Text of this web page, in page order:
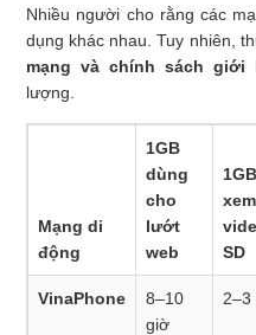
Nhiều người cho rằng các
dụng khác nhau. Tuy nhiên,
mạng và chính sách giới
lượng.
Mạng di
động
1GB
dùng
cho
lướt
web
1GB
xem
SD
VinaPhone
8–10
giờ
2–3